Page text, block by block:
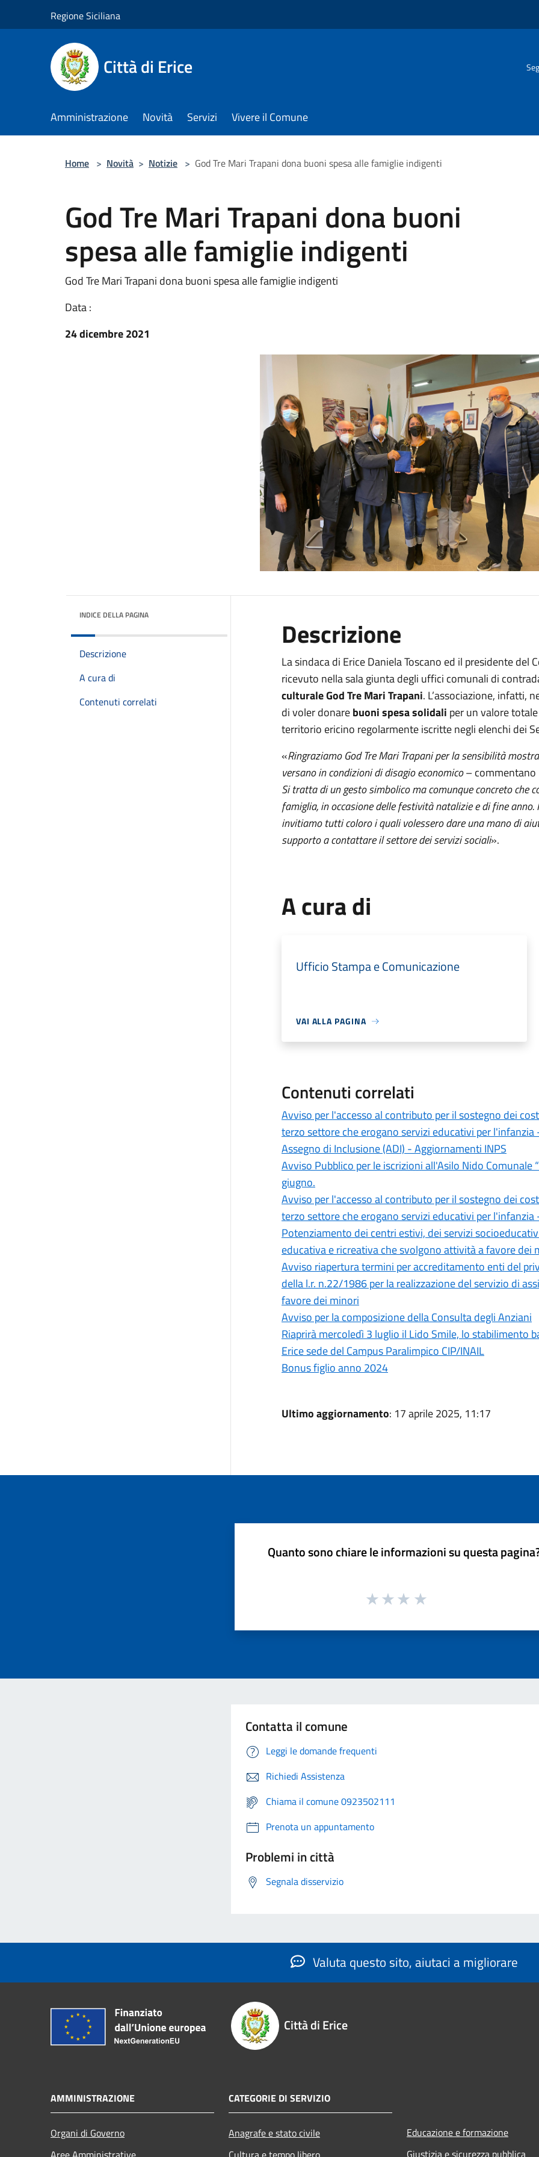
Regione Siciliana
Città di Erice
Amministrazione Novità Servizi Vivere il Comune
Home > Novità > Notizie > God Tre Mari Trapani dona buoni spesa alle famiglie indigenti
God Tre Mari Trapani dona buoni
spesa alle famiglie indigenti
God Tre Mari Trapani dona buoni spesa alle famiglie indigenti
Data :
24 dicembre 2021
INDICE DELLA PAGINA
Descrizione
A cura di
Contenuti correlati
Descrizione
La sindaca di Erice Daniela Toscano ed il presidente del
ricevuto nella sala giunta degli uffici comunali di
culturale God Tre Mari Trapani. L’associazione, infatti,
di voler donarebuoni spesa solidali per un valore
territorio ericino regolarmente iscritte negli elenchi dei
«Ringraziamo God Tre Mari Trapani per la sensibilità
versano in condizioni di disagio economico–
Si tratta di un gesto simbolico ma comunque concreto che
famiglia, in occasione delle festività natalizie e di fine
invitiamo tutti coloro i quali volessero dare una mano di
supporto a contattare il settore dei servizi sociali».
A cura di
Ufficio Stampa e Comunicazione
VAI ALLA PAGINA
Contenuti correlati
Avviso per l'accesso al contributo per il sostegno dei
terzo settore che erogano servizi educativi per
Assegno di Inclusione (ADI) - Aggiornamenti INPS
Avviso Pubblico per le iscrizioni all'Asilo Nido Comunale
giugno.
Avviso per l'accesso al contributo per il sostegno dei
terzo settore che erogano servizi educativi per
Potenziamento dei centri estivi, dei servizi
educativa e ricreativa che svolgono attività a favore
Avviso riapertura termini per accreditamento enti del
della l.r. n.22/1986 per la realizzazione del servizio di
favore dei minori
Avviso per la composizione della Consulta degli Anziani
Riaprirà mercoledì 3 luglio il Lido Smile, lo stabilimento
Erice sede del Campus Paralimpico CIP/INAIL
Bonus figlio anno 2024
Ultimo aggiornamento: 17 aprile 2025, 11:17
Quanto sono chiare le informazioni su questa
Contatta il comune
Leggi le domande frequenti
Richiedi Assistenza
Chiama il comune 0923502111
Prenota un appuntamento
Problemi in città
Segnala disservizio
Valuta questo sito, aiutaci a migliorare
Città di Erice
AMMINISTRAZIONE
Organi di Governo
CATEGORIE DI SERVIZIO
Anagrafe e stato civile
Educazione e formazione